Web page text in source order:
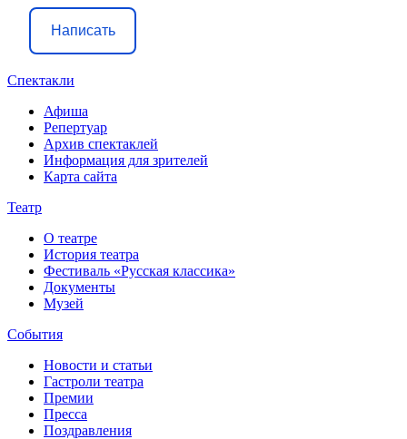
Написать
Спектакли
Афиша
Репертуар
Архив спектаклей
Информация для зрителей
Карта сайта
Театр
О театре
История театра
Фестиваль «Русская классика»
Документы
Музей
События
Новости и статьи
Гастроли театра
Премии
Пресса
Поздравления